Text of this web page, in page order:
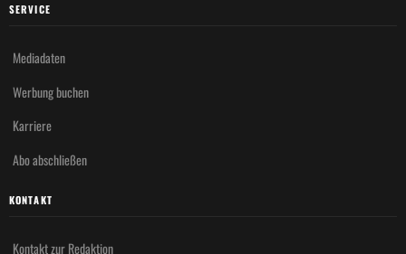
SERVICE
Mediadaten
Werbung buchen
Karriere
Abo abschließen
KONTAKT
Kontakt zur Redaktion